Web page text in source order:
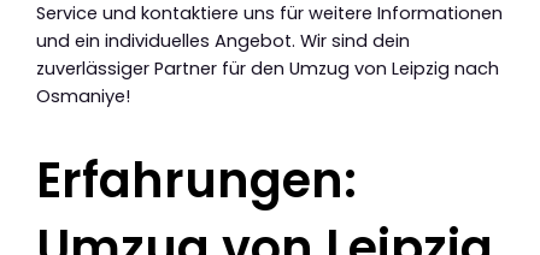
Service und kontaktiere uns für weitere Informationen
und ein individuelles Angebot. Wir sind dein
zuverlässiger Partner für den Umzug von Leipzig nach
Osmaniye!
Erfahrungen: